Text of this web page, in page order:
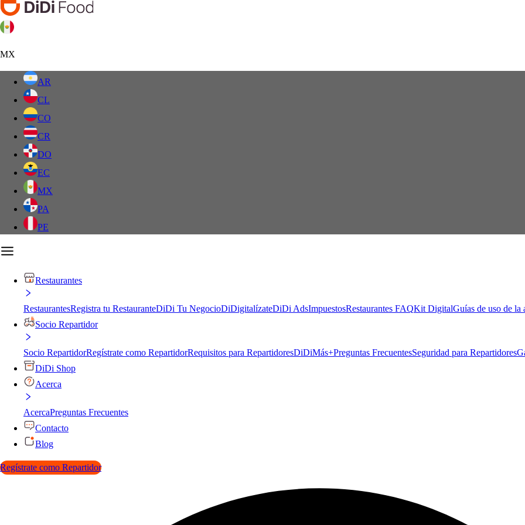
MX
AR
CL
CO
CR
DO
EC
MX
PA
PE
Restaurantes
RestaurantesRegistra tu RestauranteDiDi Tu NegocioDiDigitalízateDiDi AdsImpuestosRestaurantes FAQKit DigitalGuías de uso de la
Socio Repartidor
Socio RepartidorRegístrate como RepartidorRequisitos para RepartidoresDiDiMás+Preguntas FrecuentesSeguridad para Repartidores
DiDi Shop
Acerca
AcercaPreguntas Frecuentes
Contacto
Blog
Regístrate como Repartidor